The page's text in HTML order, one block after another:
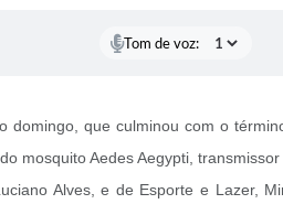
Tom de voz:
que culminou com o
mosquito Aedes Aegypti,
Alves, e de Esporte e Lazer,